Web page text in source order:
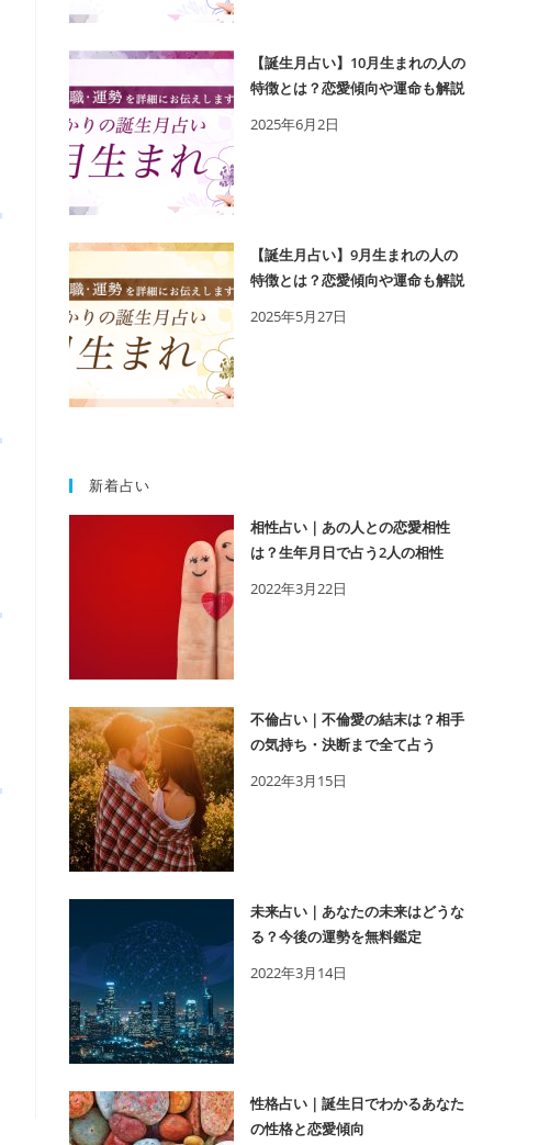
【誕生月占い】10月生まれの人の
特徴とは？恋愛傾向や運命も解説
2025年6月2日
【誕生月占い】9月生まれの人の
特徴とは？恋愛傾向や運命も解説
2025年5月27日
新着占い
相性占い｜あの人との恋愛相性
は？生年月日で占う2人の相性
2022年3月22日
不倫占い｜不倫愛の結末は？相手
の気持ち・決断まで全て占う
2022年3月15日
未来占い｜あなたの未来はどうな
る？今後の運勢を無料鑑定
2022年3月14日
性格占い｜誕生日でわかるあなた
の性格と恋愛傾向